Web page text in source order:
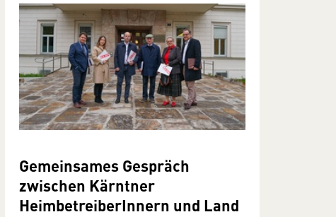
Gemeinsames Gespräch
zwischen Kärntner
HeimbetreiberInnern und Land